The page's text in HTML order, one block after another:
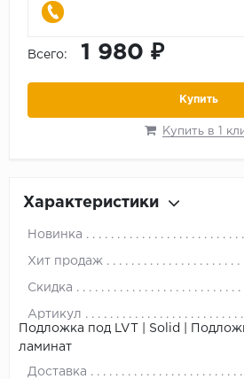
Всего: 1 980 ₽
Купить
Купить в 1
Характеристики
Новинка
Хит продаж
Скидка
Артикул
Подложка под LVT | Solid |
ламинат
Доставка